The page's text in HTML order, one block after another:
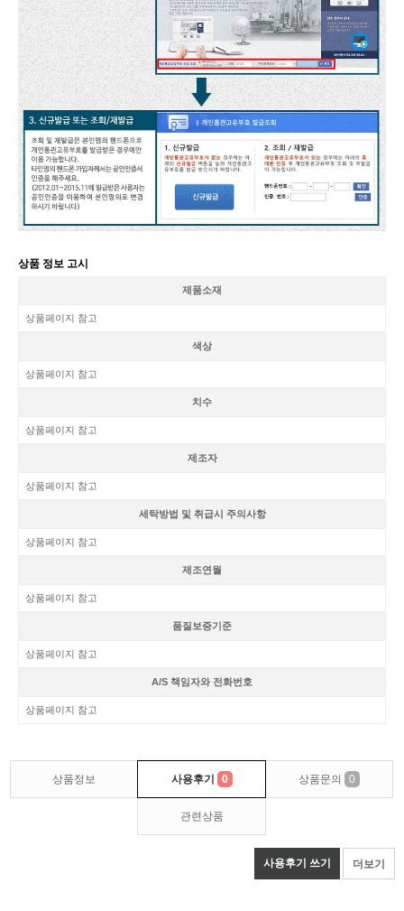
상품 정보 고시
제품소재
상품페이지 참고
색상
상품페이지 참고
치수
상품페이지 참고
제조자
상품페이지 참고
세탁방법 및 취급시 주의사항
상품페이지 참고
제조연월
상품페이지 참고
품질보증기준
상품페이지 참고
A/S 책임자와 전화번호
상품페이지 참고
상품정보 사용후기 0 상품문의 0
관련상품
사용후기 쓰기 더보기